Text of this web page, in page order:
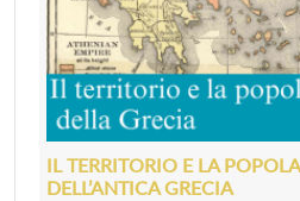
IL TERRITORIO E LA
DELL’ANTICA GRECIA